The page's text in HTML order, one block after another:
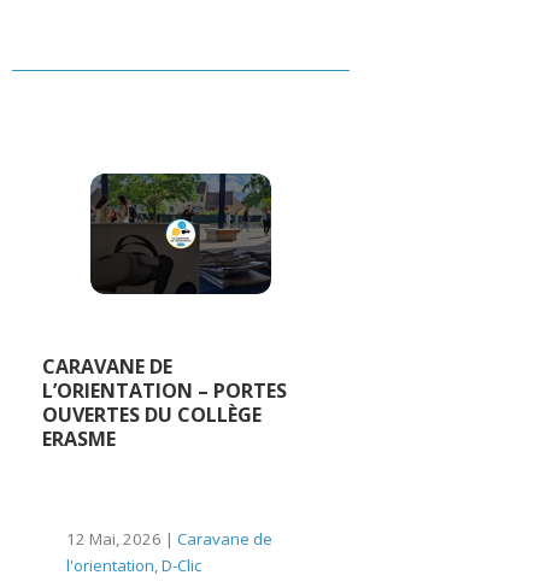
CARAVANE DE
L’ORIENTATION – PORTES
OUVERTES DU COLLÈGE
ERASME
12 Mai, 2026 | Caravane de
l'orientation,D-Clic